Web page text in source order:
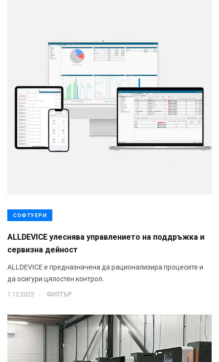
СОФТУЕРИ
ALLDEVICE улеснява управлението на поддръжка и
сервизна дейност
ALLDEVICE е предназначена да рационализира процесите и
да осигури цялостен контрол.
1.12.2025 . ФИЛТЪР